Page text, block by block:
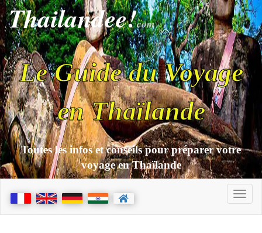
Thailandee!com
Le Guide du Voyage
en Thaïlande
Toutes les infos et conseils pour préparer votre
voyage en Thaïlande